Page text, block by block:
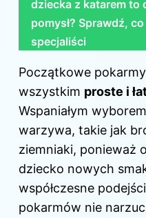
dziecka z katarem to
pomysł? Sprawdź,
specjaliści
Początkowe
wszystkim proste i
Wspaniałym
warzywa, takie jak
ziemniaki, ponieważ
dziecko nowych
współczesne
pokarmów nie